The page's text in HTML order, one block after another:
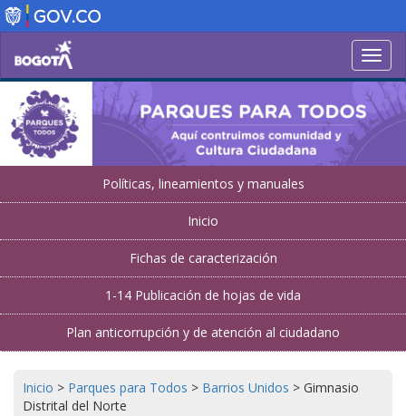
Pasar
al
contenido
principal
Políticas, lineamientos y manuales
Inicio
Fichas de caracterización
1-14 Publicación de hojas de vida
Plan anticorrupción y de atención al ciudadano
Inicio > Parques para Todos > Barrios Unidos > Gimnasio
Distrital del Norte